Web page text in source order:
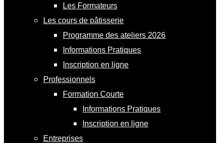
Les Formateurs
Les cours de pâtisserie
Programme des ateliers 2026
Informations Pratiques
Inscription en ligne
Professionnels
Formation Courte
Informations Pratiques
Inscription en ligne
Entreprises